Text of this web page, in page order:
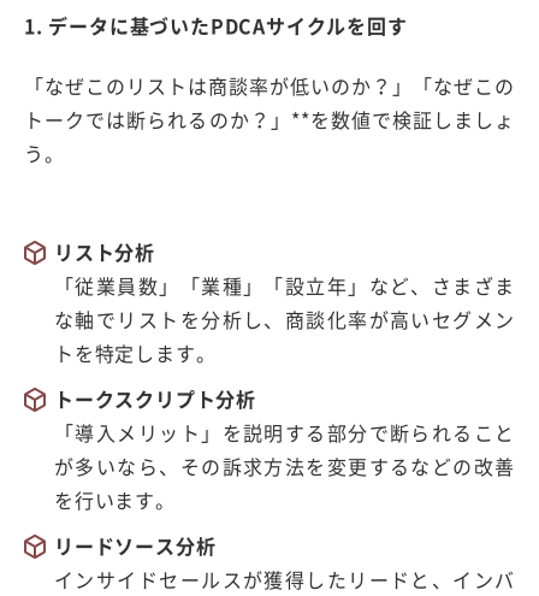
1. データに基づいたPDCAサイクルを回す
「なぜこのリストは商談率が低いのか？」「なぜこの
トークでは断られるのか？」 **を数値で検証しましょ
う。
リスト分析
「従業員数」「業種」「設立年」など、さまざま
な軸でリストを分析し、商談化率が高いセグメン
トを特定します。
トークスクリプト分析
「導入メリット」を説明する部分で断られること
が多いなら、その訴求方法を変更するなどの改善
を行います。
リードソース分析
インサイドセールスが獲得したリードと、インバ